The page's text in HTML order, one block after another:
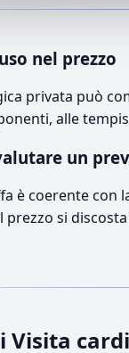
nel prezzo
privata può
alle
un
è coerente con
prezzo si
Visita